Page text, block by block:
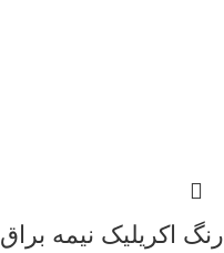
رنگ اکریلیک نیمه براق